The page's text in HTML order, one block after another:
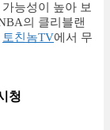
능성이 높아 보
의 클리블랜
토친놈TV에서 무
청